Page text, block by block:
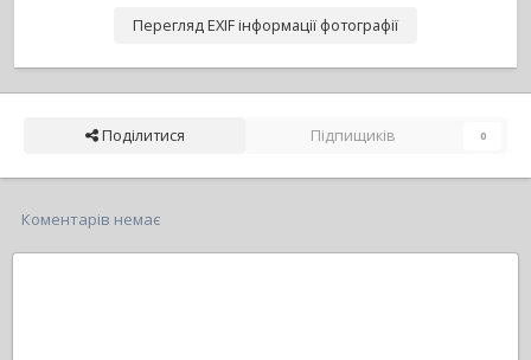
Перегляд EXIF інформації фотографії
Поділитися Підпищиків 0
Коментарів немає